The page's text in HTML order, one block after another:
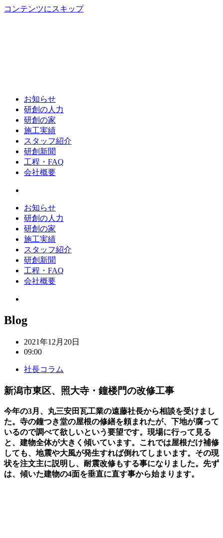
コンテンツにスキップ
お知らせ
研創の人力
研創の家
施工実績
スタッフ紹介
研創新聞
工程・FAQ
会社概要
お知らせ
研創の人力
研創の家
施工実績
スタッフ紹介
研創新聞
工程・FAQ
会社概要
Blog
2021年12月20日
09:00
社長コラム
新潟市東区、照大寺・鐘楼門の改修工事
今年の3月、丸三安田瓦工業の遠藤社長から相談を受けまし
た。寺の鐘つき堂の屋根の修繕を頼まれたが、下地が腐って
いるので調べて欲しいという要望です。現場に行って見る
と、建物全体が大きく傾いています。これでは屋根だけ補修
しても、地震や大風が発生すれば倒れてしまいます。その現
状を注文主に説明し、耐震改修もする事になりました。先ず
は、傾いた建物の4面を垂直に直す事から始まります。